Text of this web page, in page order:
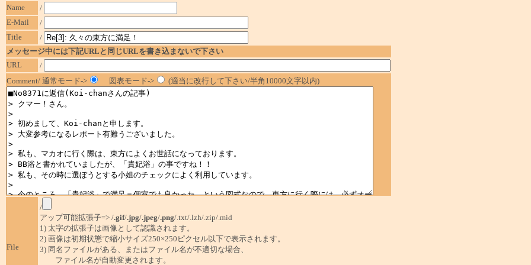
Name
/
E-Mail
/
Title
/
メッセージ中には下記URLと同じURLを書き込まないで下さい
URL
/
Comment/ 通常モード->
図表モード-> (適当に改行して下さい/半角10000文字以内)
File
/
アップ可能拡張子=> /.gif/.jpg/.jpeg/.png/.txt/.lzh/.zip/.mid
1) 太字の拡張子は画像として認識されます。
2) 画像は初期状態で縮小サイズ250×250ピクセル以下で表示されます。
3) 同名ファイルがある、またはファイル名が不適切な場合、
ファイル名が自動変更されます。